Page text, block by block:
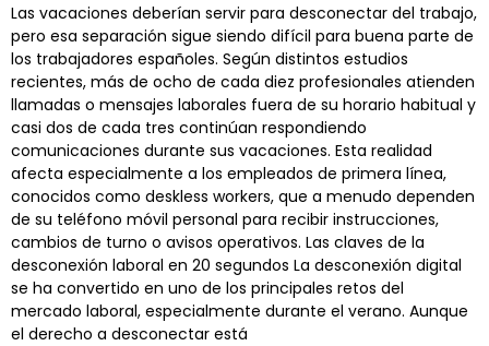
Las vacaciones deberían servir para desconectar del trabajo,
pero esa separación sigue siendo difícil para buena parte de
los trabajadores españoles. Según distintos estudios
recientes, más de ocho de cada diez profesionales atienden
llamadas o mensajes laborales fuera de su horario habitual y
casi dos de cada tres continúan respondiendo
comunicaciones durante sus vacaciones. Esta realidad
afecta especialmente a los empleados de primera línea,
conocidos como deskless workers, que a menudo dependen
de su teléfono móvil personal para recibir instrucciones,
cambios de turno o avisos operativos. Las claves de la
desconexión laboral en 20 segundos La desconexión digital
se ha convertido en uno de los principales retos del
mercado laboral, especialmente durante el verano. Aunque
el derecho a desconectar está